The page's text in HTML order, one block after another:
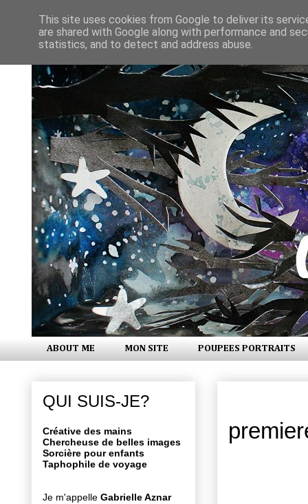
ABOUT ME MON SITE POUPEES PORTRAITS
QUI SUIS-JE?
Créative des mains
Chercheuse de belles images
Sorcière pour enfants
Taphophile de voyage
Je m'appelle Gabrielle Aznar
This site uses cookies from Google to deliver its
are shared with Google along with performance and
statistics, and to detect and address abuse.